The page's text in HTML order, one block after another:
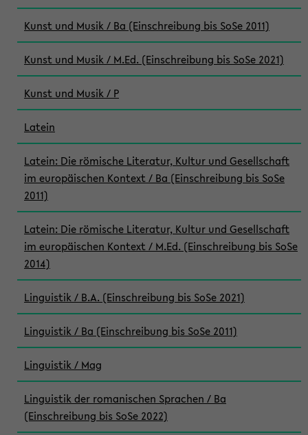
Kunst und Musik / Ba (Einschreibung bis SoSe 2011)
Kunst und Musik / M.Ed. (Einschreibung bis SoSe 2021)
Kunst und Musik / P
Latein
Latein: Die römische Literatur, Kultur und Gesellschaft
im europäischen Kontext / Ba (Einschreibung bis SoSe
2011)
Latein: Die römische Literatur, Kultur und Gesellschaft
im europäischen Kontext / M.Ed. (Einschreibung bis SoSe
2014)
Linguistik / B.A. (Einschreibung bis SoSe 2021)
Linguistik / Ba (Einschreibung bis SoSe 2011)
Linguistik / Mag
Linguistik der romanischen Sprachen / Ba
(Einschreibung bis SoSe 2022)